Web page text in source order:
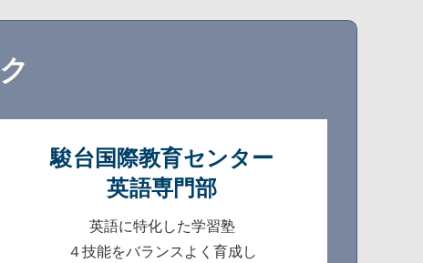
駿台国際教育センター
英語専門部
英語に特化した学習塾
４技能をバランスよく育成し